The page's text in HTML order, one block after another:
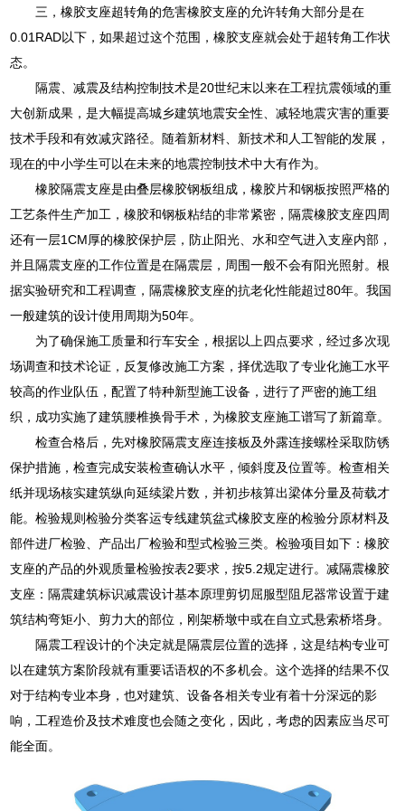
三，橡胶支座超转角的危害橡胶支座的允许转角大部分是在
0.01RAD以下，如果超过这个范围，橡胶支座就会处于超转角工作状
态。
隔震、减震及结构控制技术是20世纪末以来在工程抗震领域的重
大创新成果，是大幅提高城乡建筑地震安全性、减轻地震灾害的重要
技术手段和有效减灾路径。随着新材料、新技术和人工智能的发展，
现在的中小学生可以在未来的地震控制技术中大有作为。
橡胶隔震支座是由叠层橡胶钢板组成，橡胶片和钢板按照严格的
工艺条件生产加工，橡胶和钢板粘结的非常紧密，隔震橡胶支座四周
还有一层1CM厚的橡胶保护层，防止阳光、水和空气进入支座内部，
并且隔震支座的工作位置是在隔震层，周围一般不会有阳光照射。根
据实验研究和工程调查，隔震橡胶支座的抗老化性能超过80年。我国
一般建筑的设计使用周期为50年。
为了确保施工质量和行车安全，根据以上四点要求，经过多次现
场调查和技术论证，反复修改施工方案，择优选取了专业化施工水平
较高的作业队伍，配置了特种新型施工设备，进行了严密的施工组
织，成功实施了建筑腰椎换骨手术，为橡胶支座施工谱写了新篇章。
检查合格后，先对橡胶隔震支座连接板及外露连接螺栓采取防锈
保护措施，检查完成安装检查确认水平，倾斜度及位置等。检查相关
纸并现场核实建筑纵向延续梁片数，并初步核算出梁体分量及荷载才
能。检验规则检验分类客运专线建筑盆式橡胶支座的检验分原材料及
部件进厂检验、产品出厂检验和型式检验三类。检验项目如下：橡胶
支座的产品的外观质量检验按表2要求，按5.2规定进行。减隔震橡胶
支座：隔震建筑标识减震设计基本原理剪切屈服型阻尼器常设置于建
筑结构弯矩小、剪力大的部位，刚架桥墩中或在自立式悬索桥塔身。
隔震工程设计的个决定就是隔震层位置的选择，这是结构专业可
以在建筑方案阶段就有重要话语权的不多机会。这个选择的结果不仅
对于结构专业本身，也对建筑、设备各相关专业有着十分深远的影
响，工程造价及技术难度也会随之变化，因此，考虑的因素应当尽可
能全面。